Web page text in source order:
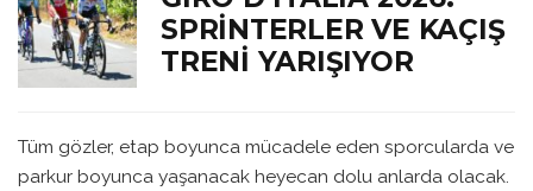
SPRINTERLER VE KAÇIŞ
TRENI YARIŞIYOR
Tüm gözler, etap boyunca mücadele eden sporcularda ve
parkur boyunca yaşanacak heyecan dolu anlarda olacak.